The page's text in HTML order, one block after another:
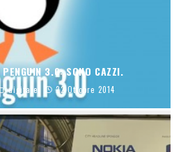
3.0: SONO CAZZI.
digitale 22 Ottobre 2014